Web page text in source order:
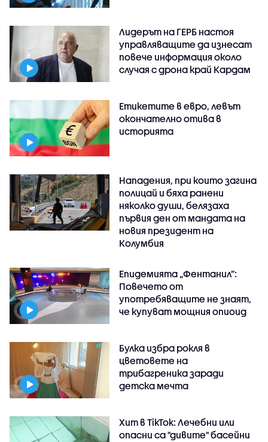
Лидерът на ГЕРБ настоя
управляващите да изнесат
повече информация около
случая с дрона край Кардам
Етикетите в евро, левът
окончателно отива в
историята
Нападения, при които загина
полицай и бяха ранени
няколко души, белязаха
първия ден от мандата на
новия президент на
Колумбия
Епидемията „Фентанил”:
Повечето от
употребяващите не знаят,
че купуват мощния опиоид
Булка избра рокля в
цветовете на
трибагреника заради
детска мечта
Хит в TikTok: Лечебни или
опасни са "дивите" басейни